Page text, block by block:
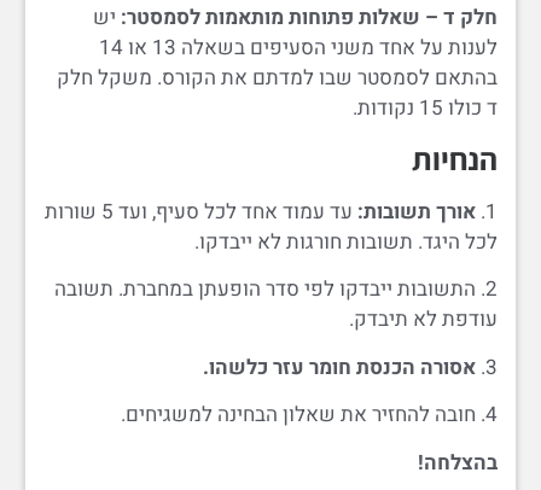
חלק ד – שאלות פתוחות מותאמות לסמסטר: יש
לענות על אחד משני הסעיפים בשאלה 13 או 14
בהתאם לסמסטר שבו למדתם את הקורס. משקל חלק
ד כולו 15 נקודות.
הנחיות
1. אורך תשובות:
עד עמוד אחד לכל סעיף, ועד 5 שורות
לכל היגד. תשובות חורגות לא ייבדקו.
2. התשובות ייבדקו לפי סדר הופעתן במחברת. תשובה
עודפת לא תיבדק.
3. אסורה הכנסת חומר עזר כלשהו.
4. חובה להחזיר את שאלון הבחינה למשגיחים.
בהצלחה!